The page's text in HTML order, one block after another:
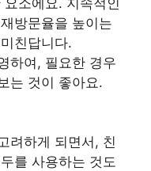
방문율을 높이는
친답니다.
하여, 필요한 경우
는 것이 좋아요.
려하게 되면서, 친
를 사용하는 것도